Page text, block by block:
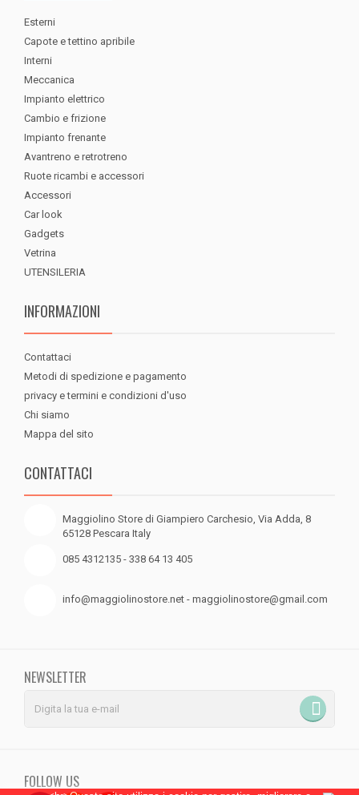
Esterni
Capote e tettino apribile
Interni
Meccanica
Impianto elettrico
Cambio e frizione
Impianto frenante
Avantreno e retrotreno
Ruote ricambi e accessori
Accessori
Car look
Gadgets
Vetrina
UTENSILERIA
INFORMAZIONI
Contattaci
Metodi di spedizione e pagamento
privacy e termini e condizioni d'uso
Chi siamo
Mappa del sito
CONTATTACI
Maggiolino Store di Giampiero Carchesio, Via Adda, 8
65128 Pescara Italy
085 4312135 - 338 64 13 405
info@maggiolinostore.net - maggiolinostore@gmail.com
NEWSLETTER
FOLLOW US